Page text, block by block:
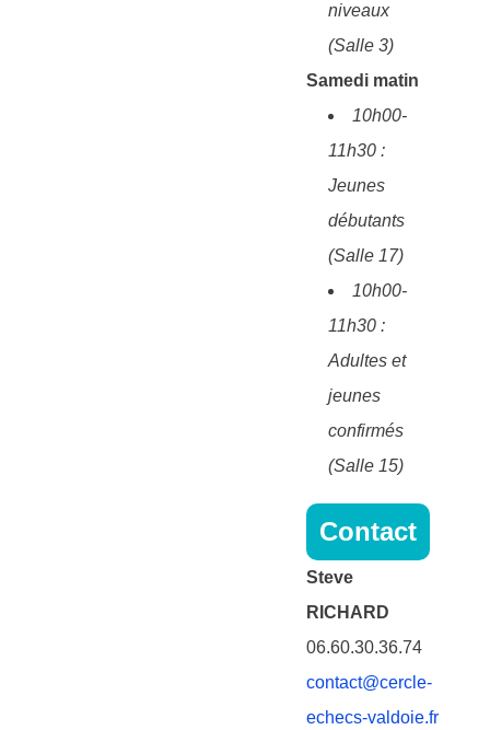
niveaux
(Salle 3)
Samedi matin
10h00-
11h30 :
Jeunes
débutants
(Salle 17)
10h00-
11h30 :
Adultes et
jeunes
confirmés
(Salle 15)
Contact
Steve
RICHARD
06.60.30.36.74
contact@cercle-
echecs-valdoie.fr